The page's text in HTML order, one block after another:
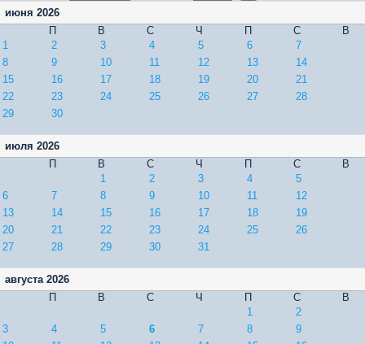
июня 2026
П
В С Ч П С
В
1
2 3 4 5 6
7
8
9 10 11 12 13
14
15
16 17 18 19 20
21
22
23 24 25 26 27
28
29
30
июля 2026
П
В С Ч П С
В
1
2 3 4
5
6
7 8 9 10 11
12
13
14 15 16 17 18
19
20
21 22 23 24 25
26
27
28 29 30 31
августа 2026
П
В С Ч П С
В
1
2
3
4 5 6 7 8
9